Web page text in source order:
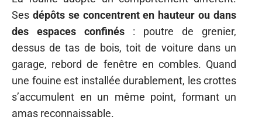
Ses dépôts se concentrent en hauteur ou dans
des espaces confinés : poutre de grenier,
dessus de tas de bois, toit de voiture dans un
garage, rebord de fenêtre en combles. Quand
une fouine est installée durablement, les crottes
s’accumulent en un même point, formant un
amas reconnaissable.